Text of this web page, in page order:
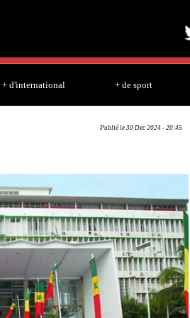
+ d'international + de sport
Publié le 30 Dec 2024 - 20:45